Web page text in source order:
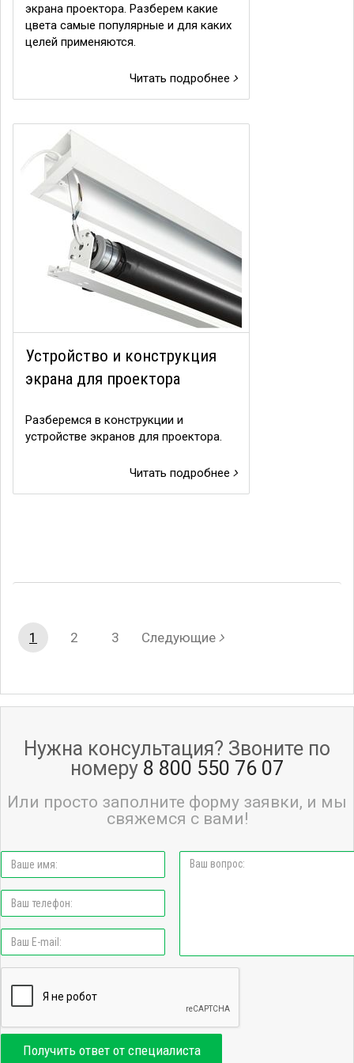
экрана проектора. Разберем какие
цвета самые популярные и для каких
целей применяются.
Читать подробнее
Устройство и конструкция
экрана для проектора
Разберемся в конструкции и
устройстве экранов для проектора.
Читать подробнее
1 2 3 Следующие
Нужна консультация? Звоните по
номеру 8 800 550 76 07
Или просто заполните форму заявки, и мы
свяжемся с вами!
Получить ответ от специалиста